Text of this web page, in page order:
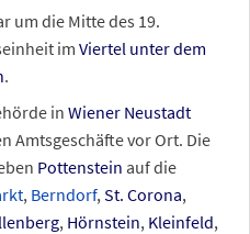
um die Mitte des 19.
im Viertel unter dem
.
in Wiener Neustadt
Amtsgeschäfte vor Ort. Die
Pottenstein auf die
, Berndorf,St. Corona,
, Hörnstein, Kleinfeld,